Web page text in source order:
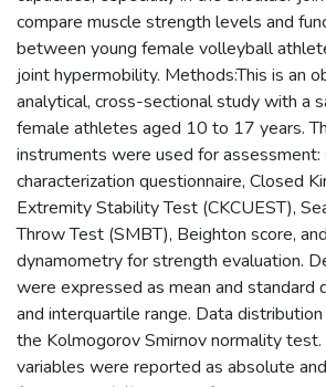
compare muscle strength levels and
between young female volleyball
joint hypermobility. Methods:This is an
analytical, cross-sectional study with a
female athletes aged 10 to 17 years.
instruments were used for assessment:
characterization questionnaire, Closed
Extremity Stability Test (CKCUEST),
Throw Test (SMBT), Beighton score,
dynamometry for strength evaluation.
were expressed as mean and standard
and interquartile range. Data
the Kolmogorov Smirnov normality test.
variables were reported as absolute